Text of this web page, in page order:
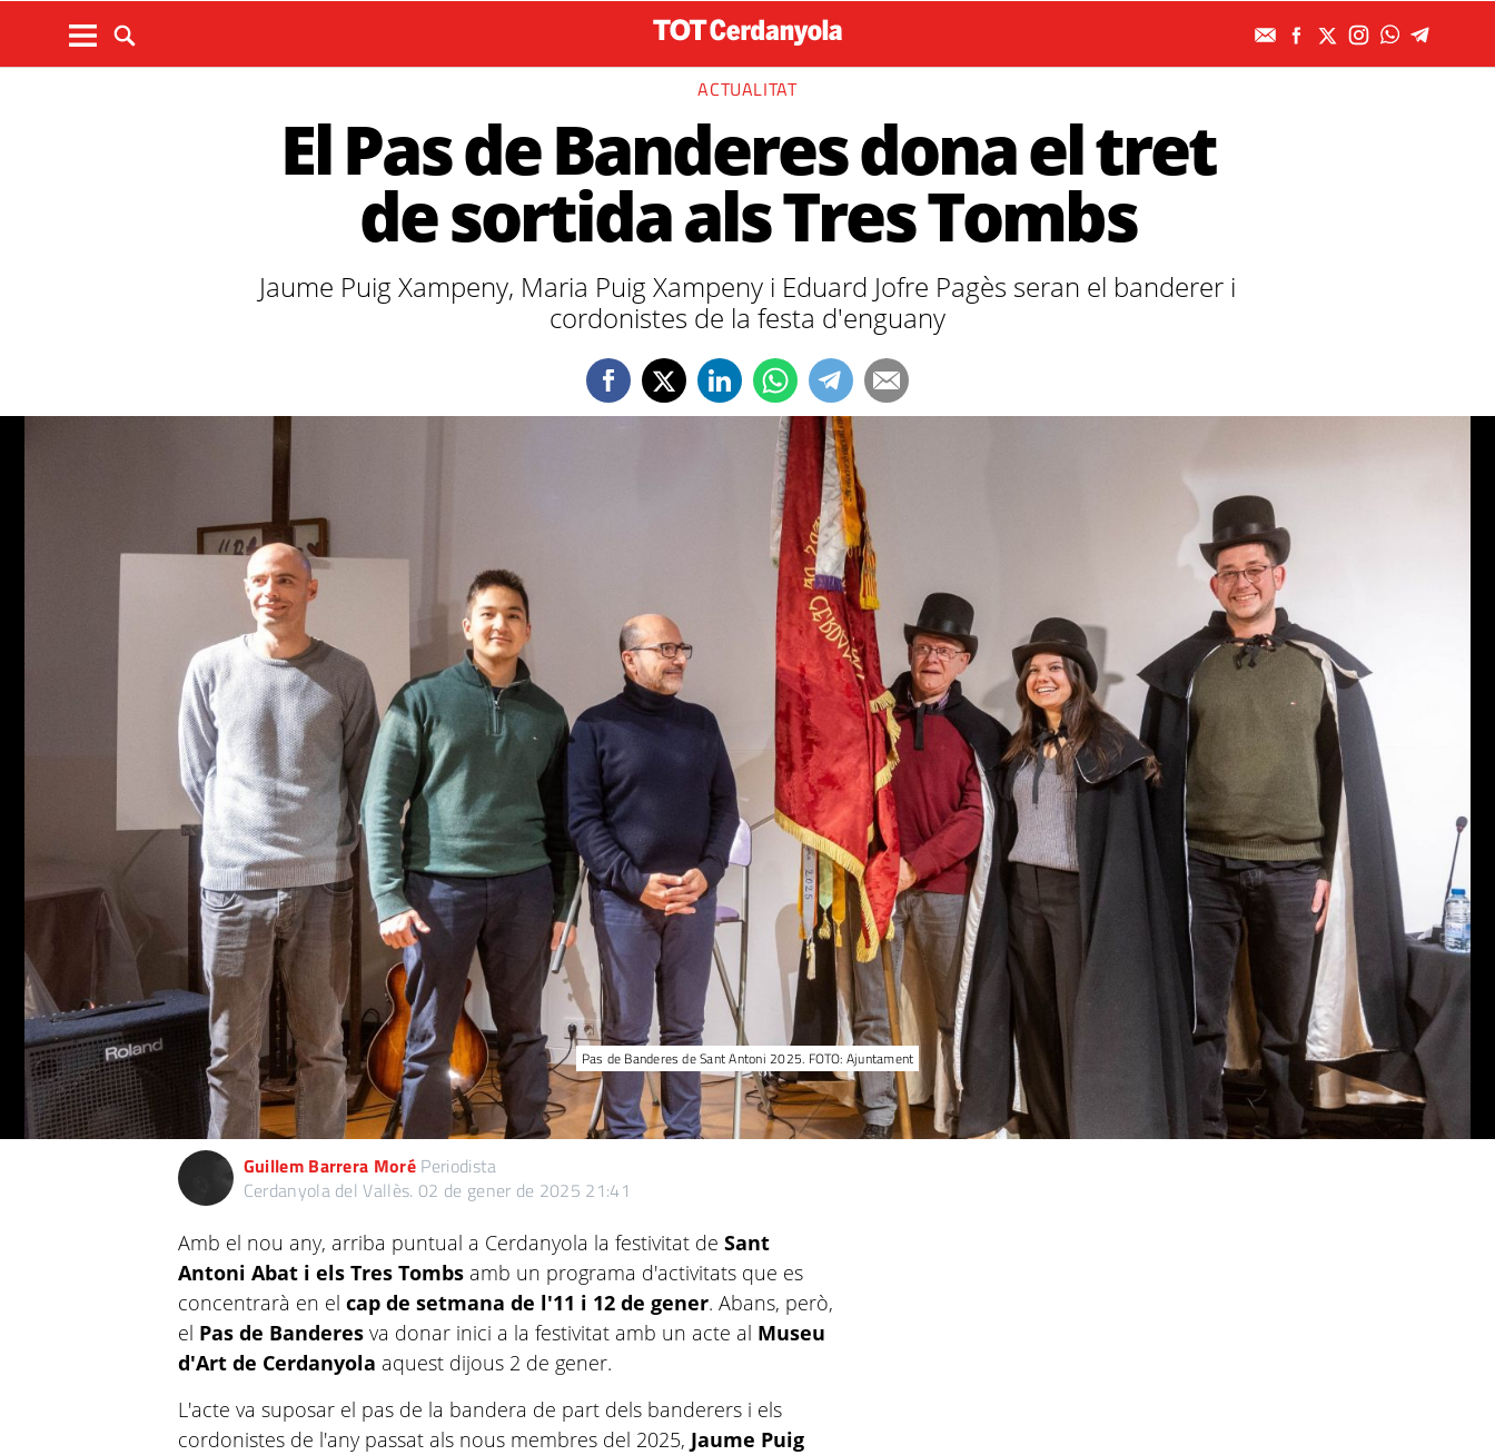
ACTUALITAT
El Pas de Banderes dona el tret
de sortida als Tres Tombs
Jaume Puig Xampeny, Maria Puig Xampeny i Eduard Jofre Pagès seran el banderer i
cordonistes de la festa d'enguany
Pas de Banderes de Sant Antoni 2025. FOTO: Ajuntament
Guillem Barrera Moré Periodista
Cerdanyola del Vallès. 02 de gener de 2025 21:41
Amb el nou any, arriba puntual a Cerdanyola la festivitat deSant
Antoni Abat i els Tres Tombs amb un programa d'activitats que es
concentrarà en el cap de setmana de l'11 i 12 de gener. Abans, però,
el Pas de Banderes va donar inici a la festivitat amb un acte al Museu
d'Art de Cerdanyola aquest dijous 2 de gener.
L'acte va suposar el pas de la bandera de part dels banderers i els
cordonistes de l'any passat als nous membres del 2025, Jaume Puig